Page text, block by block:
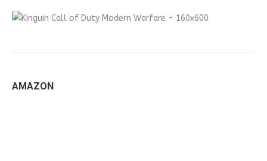
AMAZON